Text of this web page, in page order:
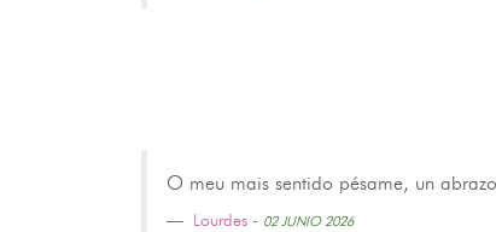
O meu mais sentido pésame, un
Lourdes - 02 JUNIO 2026